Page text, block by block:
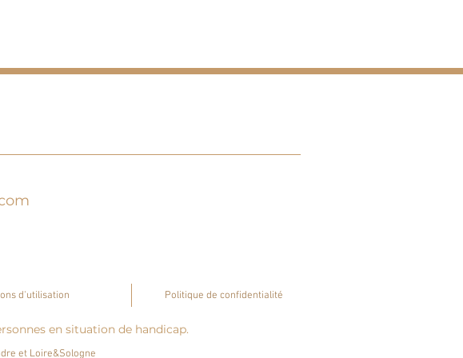
d'utilisation Politique de confidentialité
en situation de handicap.
et Loire&Sologne